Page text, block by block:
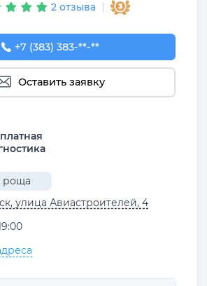
2 отзыва
+7 (383) 383-65-03
+7 (383) 383-**-**
Оставить заявку
роща
улица Авиастроителей, 4